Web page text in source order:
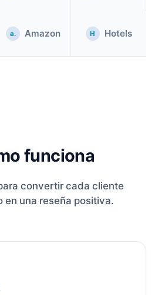
a. Amazon H Hotels
funciona
convertir cada cliente
en una reseña positiva.